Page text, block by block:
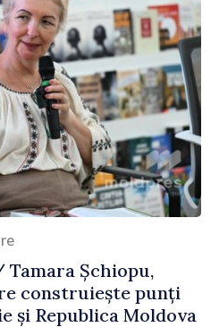
Șchiopu,
construiește punți
și Republica Moldova